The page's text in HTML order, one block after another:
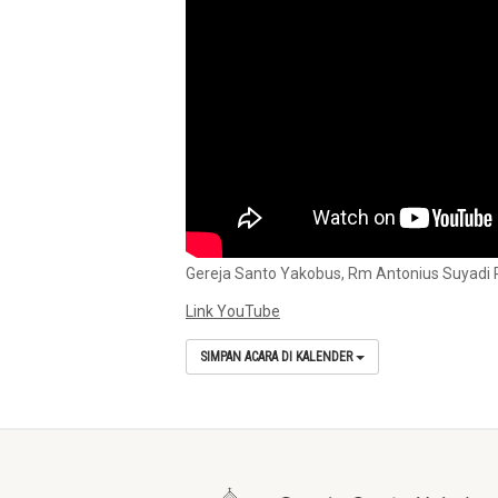
Gereja Santo Yakobus, Rm Antonius Suyadi
Link YouTube
SIMPAN ACARA DI KALENDER